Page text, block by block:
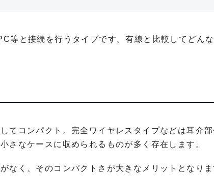
等と接続を行うタイプです。有線と比較してどん
てコンパクト。完全ワイヤレスタイプなどは耳介
さなケースに収められるものが多く存在します。
なく、そのコンパクトさが大きなメリットとなり